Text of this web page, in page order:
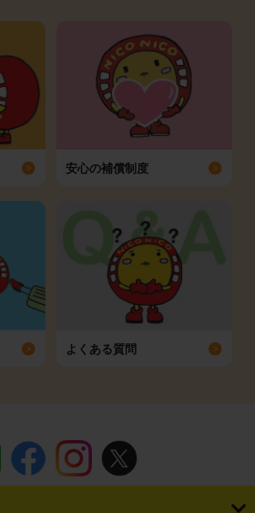
安心の補償制度
よくある質問